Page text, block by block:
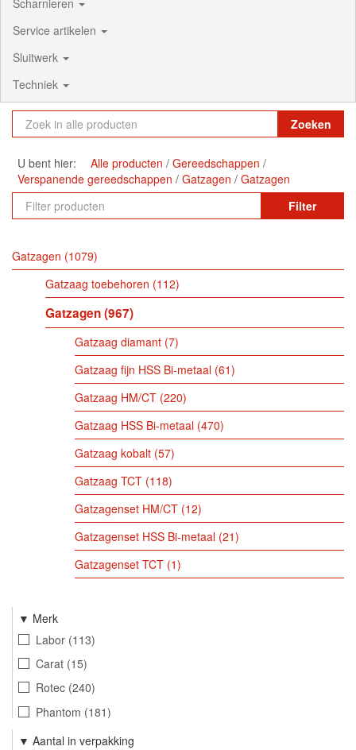
Service artikelen
Sluitwerk
Techniek
Zoeken
U bent hier: Alle producten
Gereedschappen
Verspanende gereedschappen
Gatzagen
Gatzagen
Filter
Gatzagen 1079
Gatzaag toebehoren 112
Gatzagen 967
Gatzaag diamant 7
Gatzaag fijn HSS Bi-metaal 61
Gatzaag HM/CT 220
Gatzaag HSS Bi-metaal 470
Gatzaag kobalt 57
Gatzaag TCT 118
Gatzagenset HM/CT 12
Gatzagenset HSS Bi-metaal 21
Gatzagenset TCT 1
Merk
Labor 113
Carat 15
Rotec 240
Phantom 181
Bahco
234
Aantal in verpakking